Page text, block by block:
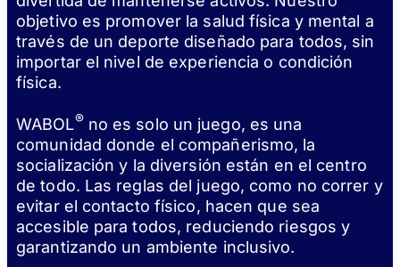
objetivo es promover la salud física y mental a
través de un deporte diseñado para todos, sin
importar el nivel de experiencia o condición
física.
WABOL®no es solo un juego, es una
comunidad donde el compañerismo, la
socialización y la diversión están en el centro
de todo. Las reglas del juego, como no correr y
evitar el contacto físico, hacen que sea
accesible para todos, reduciendo riesgos y
garantizando un ambiente inclusivo.